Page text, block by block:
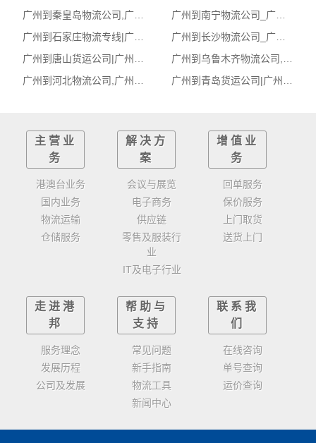
主营业
务
港澳台业务
国内业务
物流运输
仓储服务
解决方
案
会议与展览
电子商务
供应链
零售及服装行
业
IT及电子行业
增值业
务
回单服务
保价服务
上门取货
送货上门
走进港
邦
服务理念
发展历程
公司及发展
帮助与
支持
常见问题
新手指南
物流工具
新闻中心
联系我
们
在线咨询
单号查询
运价查询